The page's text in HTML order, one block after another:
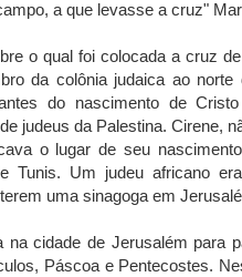
a que levasse a cruz"
o qual foi colocada a cruz
da colônia judaica ao
do nascimento de
judeus da Palestina. Cirene,
o lugar de seu
Tunis. Um judeu africano
uma sinagoga em
na cidade de Jerusalém para
Páscoa e Pentecostes.